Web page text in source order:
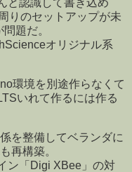
と認識して書き込め
りのセットアップが未
題だ。
オリジナル系
環境を別途作らなくて
いれて作るには作る
を整備してベランダに
再構築。
ン「Digi XBee」の対